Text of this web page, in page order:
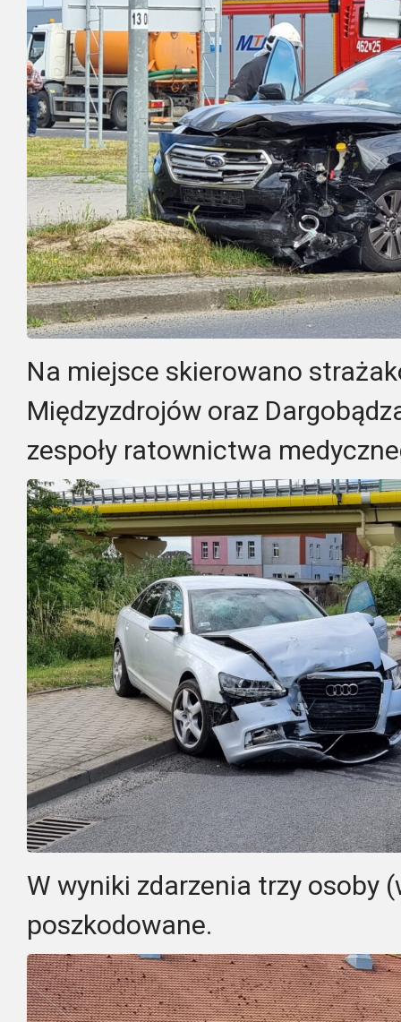
Na miejsce skierowano
Międzyzdrojów oraz
zespoły ratownictwa
W wyniki zdarzenia trzy osoby
poszkodowane.